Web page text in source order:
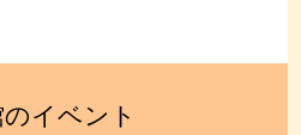
のイベント